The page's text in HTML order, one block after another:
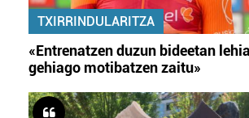
TXIRRINDULARITZA
«Entrenatzen duzun bideetan
gehiago motibatzen zaitu»